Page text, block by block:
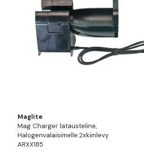
Maglite
Mag Charger latausteline,
Halogenvalaisimelle.2xkiinlevy
ARXX185